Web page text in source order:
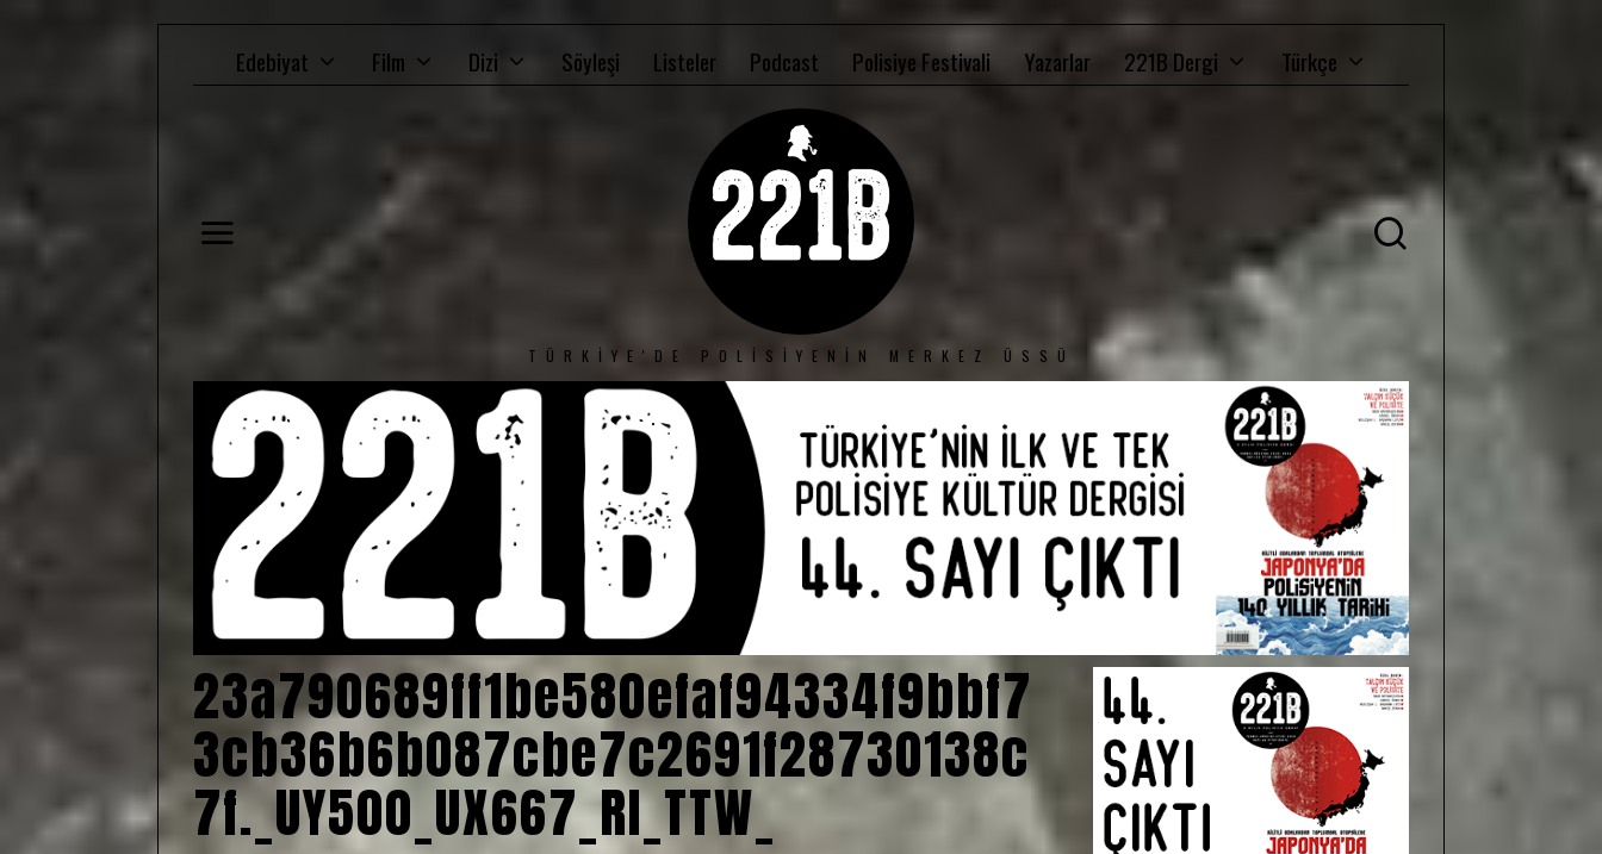
Edebiyat Film Dizi Söyleşi Listeler Podcast Polisiye Festivali Yazarlar 221B Dergi Türkçe
TÜRKIYE'DE POLISIYENIN MERKEZ ÜSSÜ
23a790689ff1be580efaf94334f9bbf7
3cb36b6b087cbe7c2691f28730138c
7f._UY500_UX667_RI_TTW_